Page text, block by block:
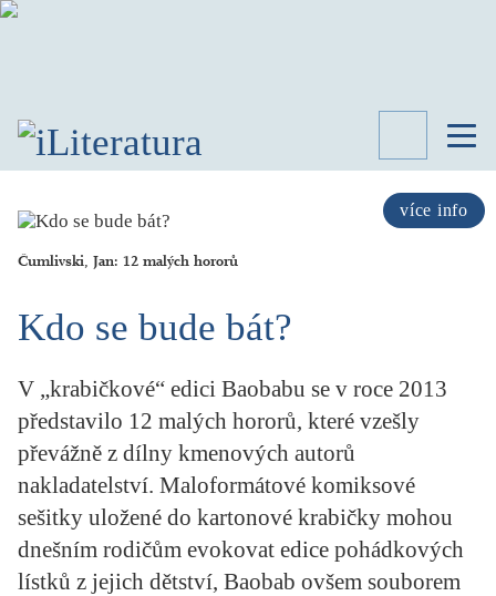
více info
SPISOVATELÉ
KNIHY
LITERATURY
KATEGORIE
STUDIE
PORTRÉT
KRITIKA PŘEKLADU
UKÁZKA
Čumlivski, Jan: 12 malých hororů
Kdo se bude bát?
V „krabičkové“ edici Baobabu se v roce 2013
představilo 12 malých hororů, které vzešly
převážně z dílny kmenových autorů
nakladatelství. Maloformátové komiksové
sešitky uložené do kartonové krabičky mohou
dnešním rodičům evokovat edice pohádkových
lístků z jejich dětství, Baobab ovšem souborem